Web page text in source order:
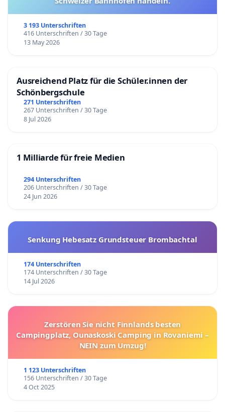
3 193 Unterschriften
416 Unterschriften / 30 Tage
13 May 2026
Ausreichend Platz für die Schüler.innen der
Schönbergschule
271 Unterschriften
267 Unterschriften / 30 Tage
8 Jul 2026
1 Milliarde für freie Medien
294 Unterschriften
206 Unterschriften / 30 Tage
24 Jun 2026
Senkung Hebesatz Grundsteuer Brombachtal
174 Unterschriften
174 Unterschriften / 30 Tage
14 Jul 2026
Zerstören Sie nicht Finnlands besten
Campingplatz, Ounaskoski Camping in Rovaniemi –
NEIN zum Umzug!
1 123 Unterschriften
156 Unterschriften / 30 Tage
4 Oct 2025